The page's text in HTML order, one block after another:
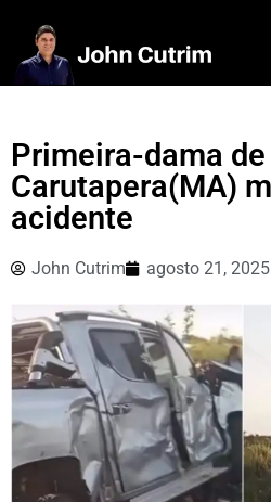
Primeira-dama de
Carutapera(MA)
acidente
John Cutrim agosto 21, 2025